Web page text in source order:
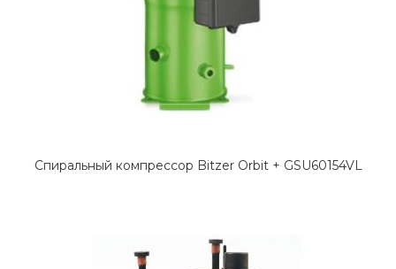
Спиральный компрессор Bitzer Orbit + GSU60154VL